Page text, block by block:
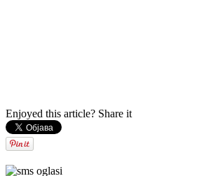
Enjoyed this article? Share it